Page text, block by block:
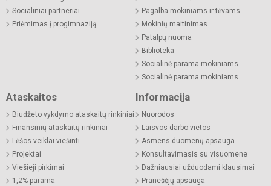
Socialiniai partneriai
Priėmimas į progimnaziją
Pagalba mokiniams ir tėvams
Mokinių maitinimas
Patalpų nuoma
Biblioteka
Socialinė parama mokiniams
Socialinė parama mokiniams
Ataskaitos
Biudžeto vykdymo ataskaitų rinkiniai
Finansinių ataskaitų rinkiniai
Lėšos veiklai viešinti
Projektai
Viešieji pirkimai
1,2% parama
Informacija
Nuorodos
Laisvos darbo vietos
Asmens duomenų apsauga
Konsultavimasis su visuomene
Dažniausiai užduodami klausimai
Pranešėjų apsauga